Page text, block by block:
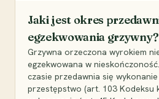
Jaki jest okres
egzekwowania grzywny?
Grzywna orzeczona wyrokiem
egzekwowana w
czasie przedawnia się
przestępstwo (art. 103 Kodeksu